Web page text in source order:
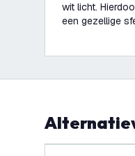
wit licht.
een gezellige